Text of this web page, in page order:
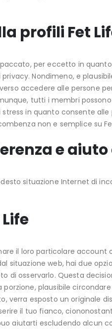
profili Fet
per eccetto in
Nondimeno, e
accedere alle persone
tutti i membri
in quanto consente
non e semplice su
e
situazione Internet di
il loro particolare account
situazione web, hai due
di osservarlo. Questa
plausibile
esposto un originale
il tuo fianco,
aiutarti escludendo alcun